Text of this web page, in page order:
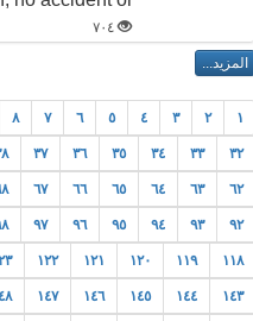
٧٠٤
١ ٢ ٣ ٤ ٥ ٦ ٧ ٨
٣٢ ٣٣ ٣٤ ٣٥ ٣٦ ٣٧
٦٢ ٦٣ ٦٤ ٦٥ ٦٦ ٦٧
٩٢ ٩٣ ٩٤ ٩٥ ٩٦ ٩٧
١١٨ ١١٩ ١٢٠ ١٢١ ١٢٢
١٤٣ ١٤٤ ١٤٥ ١٤٦ ١٤٧